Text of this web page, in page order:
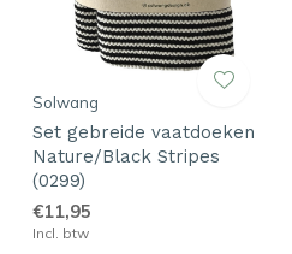
Solwang
Set gebreide vaatdoeken
Nature/Black Stripes
(0299)
€11,95
Incl. btw